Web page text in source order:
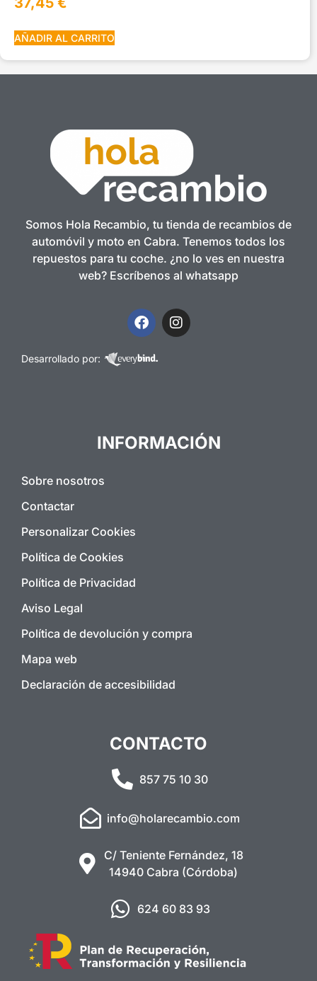
AÑADIR AL CARRITO
Somos Hola Recambio, tu tienda de recambios de
automóvil y moto en Cabra. Tenemos todos los
repuestos para tu coche. ¿no lo ves en nuestra
web? Escríbenos al whatsapp
Desarrollado por:
INFORMACIÓN
Sobre nosotros
Contactar
Personalizar Cookies
Política de Cookies
Política de Privacidad
Aviso Legal
Política de devolución y compra
Mapa web
Declaración de accesibilidad
CONTACTO
857 75 10 30
info@holarecambio.com
C/ Teniente Fernández, 18
14940 Cabra (Córdoba)
624 60 83 93